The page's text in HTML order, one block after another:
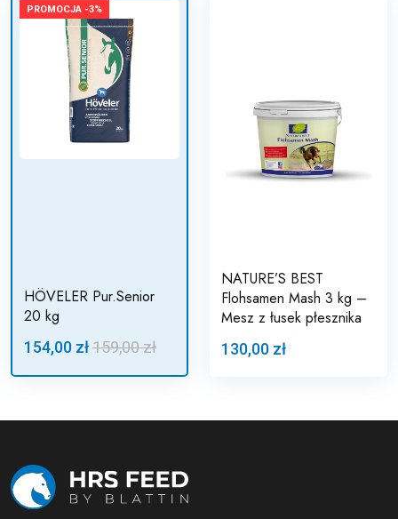
PROMOCJA -3%
HÖVELER Pur.Senior
20 kg
154,00 zł159,00 zł
NATURE’S BEST
Flohsamen Mash 3 kg –
Mesz z łusek płesznika
130,00 zł